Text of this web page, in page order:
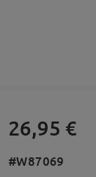
26,95 €
#W87069